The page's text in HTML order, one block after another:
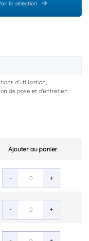
la sélection
d'utilisation,
de pose et d'entretien.
Ajouter au panier
- +
- +